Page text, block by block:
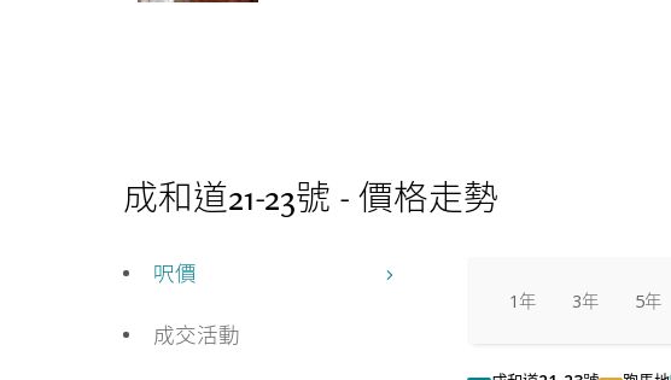
成和道21-23號 - 價格走勢
呎價
成交活動
1年 3年 5年